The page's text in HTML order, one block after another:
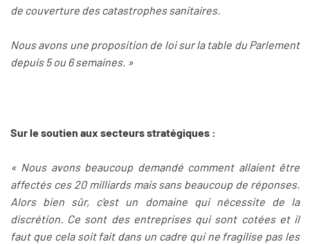
de couverture des catastrophes sanitaires.
Nous avons une proposition de loi sur la table du Parlement
depuis 5 ou 6 semaines. »
Sur le soutien aux secteurs stratégiques :
« Nous avons beaucoup demandé comment allaient être
affectés ces 20 milliards mais sans beaucoup de réponses.
Alors bien sûr, c’est un domaine qui nécessite de la
discrétion. Ce sont des entreprises qui sont cotées et il
faut que cela soit fait dans un cadre qui ne fragilise pas les